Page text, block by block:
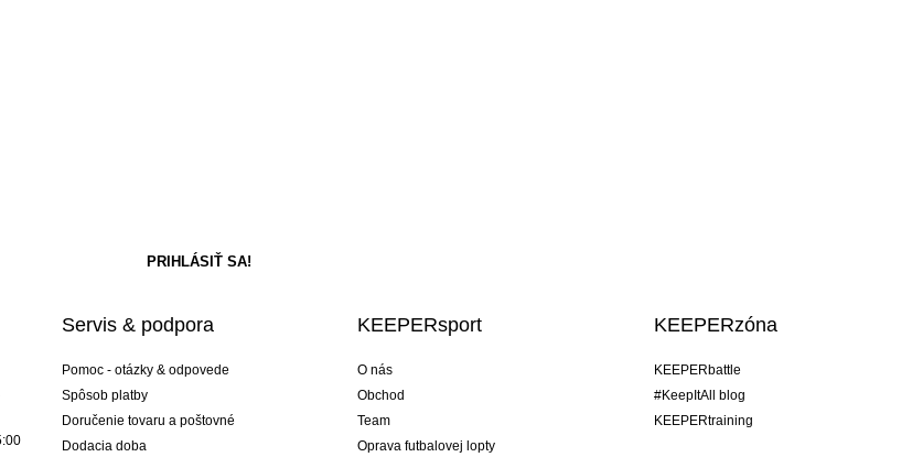
Servis & podpora
Pomoc - otázky & odpovede
Spôsob platby
Doručenie tovaru a poštovné
Dodacia doba
KEEPERsport
O nás
Obchod
Team
Oprava futbalovej lopty
KEEPERzóna
KEEPERbattle
#KeepItAll blog
KEEPERtraining